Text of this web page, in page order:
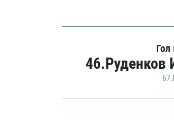
Гол
46.Руденков